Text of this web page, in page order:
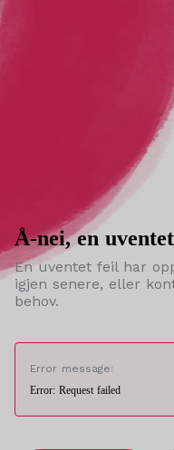
Å-nei, en
En uventet feil har
igjen senere, eller
behov.
Error message:
Error: Request failed